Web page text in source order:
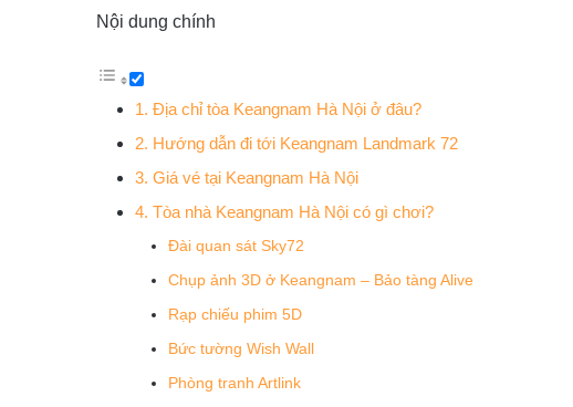
Nội dung chính
1. Địa chỉ tòa Keangnam Hà Nội ở đâu?
2. Hướng dẫn đi tới Keangnam Landmark 72
3. Giá vé tại Keangnam Hà Nội
4. Tòa nhà Keangnam Hà Nội có gì chơi?
Đài quan sát Sky72
Chụp ảnh 3D ở Keangnam – Bảo tàng Alive
Rạp chiếu phim 5D
Bức tường Wish Wall
Phòng tranh Artlink